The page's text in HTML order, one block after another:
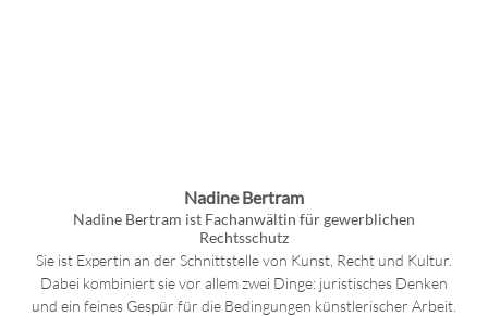
Nadine Bertram
Nadine Bertram ist Fachanwältin für gewerblichen
Rechtsschutz
Sie ist Expertin an der Schnittstelle von Kunst, Recht und Kultur.
Dabei kombiniert sie vor allem zwei Dinge: juristisches Denken
und ein feines Gespür für die Bedingungen künstlerischer Arbeit.